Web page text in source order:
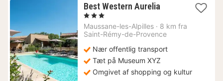
Best Western Aurelia1
fra
862
, 3 Stjerner
Maussane-les-Alpilles · 8 km fra
Saint-Rémy-de-Provence
Nær offentlig transport
Tæt på Museum XYZ
Omgivet af shopping og kultur